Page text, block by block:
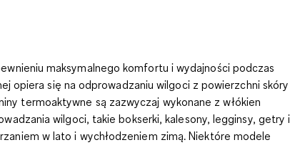
maksymalnego komfortu i wydajności podczas
opiera się na odprowadzaniu wilgoci z powierzchni skóry
termoaktywne są zazwyczaj wykonane z włókien
wilgoci, takie bokserki, kalesony, legginsy, getry i
w lato i wychłodzeniem zimą. Niektóre modele